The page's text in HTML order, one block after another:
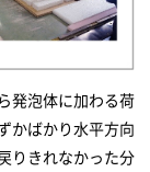
発泡体に加わる荷
かばかり水平方向
りきれなかった分